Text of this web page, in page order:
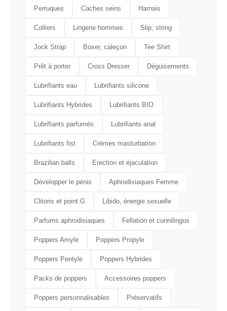
Perruques Caches seins Harnais
Colliers Lingerie hommes Slip, string
Jock Strap Boxer, caleçon Tee Shirt
Prêt à porter Cross Dresser Déguisements
Lubrifiants eau Lubrifiants silicone
Lubrifiants Hybrides Lubrifiants BIO
Lubrifiants parfumés Lubrifiants anal
Lubrifiants fist Crèmes masturbation
Brazilian balls Erection et éjaculation
Développer le pénis Aphrodisiaques Femme
Clitoris et point G Libido, énergie sexuelle
Parfums aphrodisiaques Fellation et cunnilingus
Poppers Amyle Poppers Propyle
Poppers Pentyle Poppers Hybrides
Packs de poppers Accessoires poppers
Poppers personnalisables Préservatifs